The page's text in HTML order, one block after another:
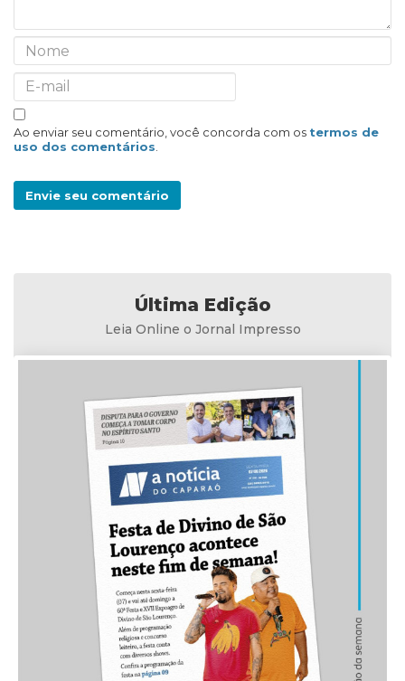
Ao enviar seu comentário, você concorda com os termos de
uso dos comentários
Envie seu comentário
Última Edição
Leia Online o Jornal Impresso